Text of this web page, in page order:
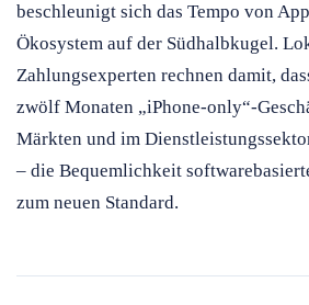
beschleunigt sich das Tempo von
Ökosystem auf der Südhalbkugel.
Zahlungsexperten rechnen damit,
zwölf Monaten „iPhone-only“-
Märkten und im
– die Bequemlichkeit
zum neuen Standard.